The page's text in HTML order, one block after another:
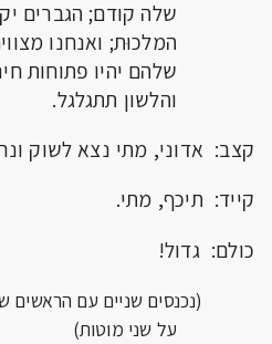
שלה קודם; הגברים
המלכוּת; ואנחנו
שלהם יהיו פתוחות
והלשון תתגלגל.
קצב: אדוני, מתי נצא לשוק
קייד: תיכף, מתי.
כולם: גדול!
(נכנסים שניים עם הראשים
על שני מוטות)